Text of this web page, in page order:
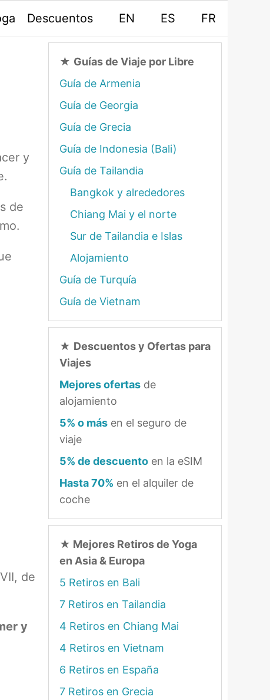
Descuentos EN ES FR
y
de
de
y
★ Guías de Viaje por Libre
Guía de Armenia
Guía de Georgia
Guía de Grecia
Guía de Indonesia (Bali)
Guía de Tailandia
Bangkok y alrededores
Chiang Mai y el norte
Sur de Tailandia e Islas
Alojamiento
Guía de Turquía
Guía de Vietnam
★ Descuentos y Ofertas para
Viajes
Mejores ofertas de
alojamiento
5% o más en el seguro de
viaje
5% de descuento en la eSIM
Hasta 70% en el alquiler de
coche
★ Mejores Retiros de Yoga
en Asia & Europa
5 Retiros en Bali
7 Retiros en Tailandia
4 Retiros en Chiang Mai
4 Retiros en Vietnam
6 Retiros en España
7 Retiros en Grecia